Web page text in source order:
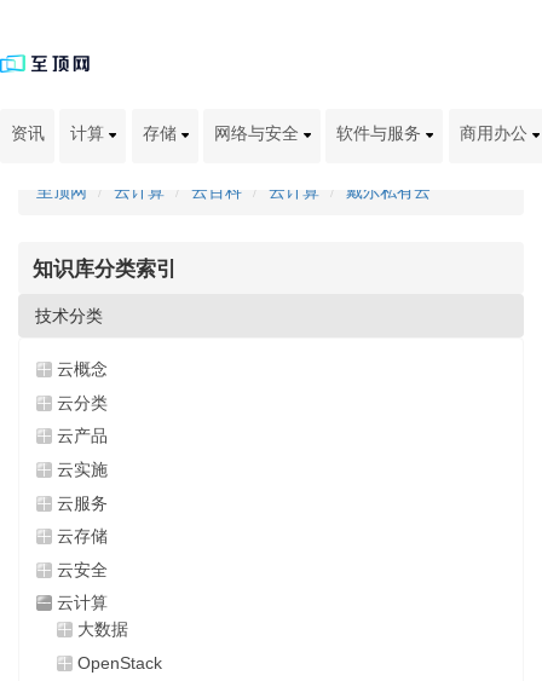
资讯 计算 存储 网络与安全 软件与服务 商用办公
至顶网 云计算 云百科 云计算 戴尔私有云
知识库分类索引
技术分类
云概念
云分类
云产品
云实施
云服务
云存储
云安全
云计算
大数据
OpenStack